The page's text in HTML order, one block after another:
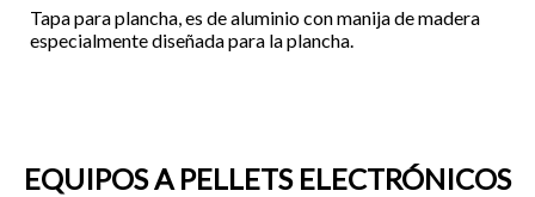
Tapa para plancha, es de aluminio con manija de madera
especialmente diseñada para la plancha.
EQUIPOS A PELLETS ELECTRÓNICOS